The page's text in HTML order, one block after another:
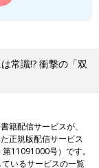
常識!? 衝撃の「双
籍配信サービスが、
正規版配信サービス
11091000号）です。
いるサービスの一覧